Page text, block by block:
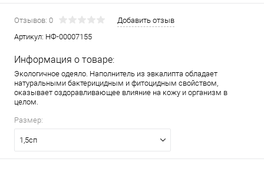
Отзывов: 0
Добавить отзыв
Артикул: НФ-00007155
Информация о товаре:
Экологичное одеяло. Наполнитель из эвкалипта обладает
натуральными бактерицидным и фитоцидным свойством,
оказывает оздоравливающее влияние на кожу и организм в
целом.
Размер:
1,5сп